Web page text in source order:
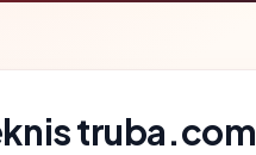
truba.com